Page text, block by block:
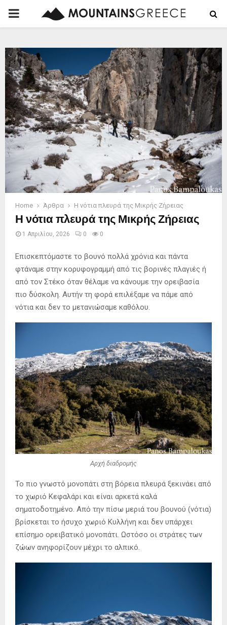
PRIMARY
Home Άρθρα Η νότια πλευρά της Μικρής Ζήρειας
Η νότια πλευρά της Μικρής Ζήρειας
1 Απριλίου, 2026 0 0
Επισκεπτόμαστε το βουνό πολλά χρόνια και πάντα
φτάναμε στην κορυφογραμμή από τις βορινές πλαγιές ή
από τον Στέκο όταν θέλαμε να κάνουμε την ορειβασία
πιο δύσκολη. Αυτήν τη φορά επιλέξαμε να πάμε από
νότια και δεν το μετανιώσαμε καθόλου.
Αρχή διαδρομής
Το πιο γνωστό μονοπάτι στη βόρεια πλευρά ξεκινάει από
το χωριό Κεφαλάρι και είναι αρκετά καλά
σηματοδοτημένο. Από την πίσω μεριά του βουνού (νότια)
βρίσκεται το ήσυχο χωριό Κυλλήνη και δεν υπάρχει
επίσημο ορειβατικό μονοπάτι. Ωστόσο οι στράτες των
ζώων ανηφορίζουν μέχρι το αλπικό.